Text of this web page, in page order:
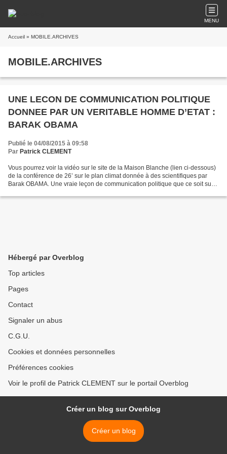
MENU
Accueil » MOBILE.ARCHIVES
MOBILE.ARCHIVES
UNE LECON DE COMMUNICATION POLITIQUE
DONNEE PAR UN VERITABLE HOMME D’ETAT :
BARAK OBAMA
Publié le 04/08/2015 à 09:58
Par Patrick CLEMENT
Vous pourrez voir la vidéo sur le site de la Maison Blanche (lien ci-dessous)
de la conférence de 26’ sur le plan climat donnée à des scientifiques par
Barak OBAMA. Une vraie leçon de communication politique que ce soit sur
Hébergé par Overblog
Top articles
Pages
Contact
Signaler un abus
C.G.U.
Cookies et données personnelles
Préférences cookies
Voir le profil de Patrick CLEMENT sur le portail Overblog
Créer un blog sur Overblog
Créer un blog